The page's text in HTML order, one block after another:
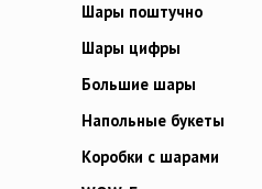
Шары поштучно
Шары цифры
Большие шары
Напольные букеты
Коробки с шарами